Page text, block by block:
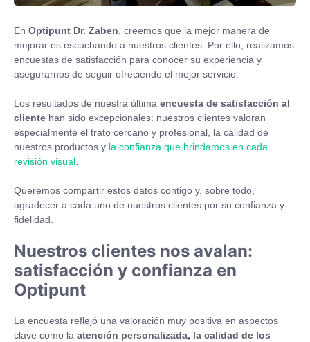
En Optipunt Dr. Zaben, creemos que la mejor manera de
mejorar es escuchando a nuestros clientes. Por ello, realizamos
encuestas de satisfacción para conocer su experiencia y
asegurarnos de seguir ofreciendo el mejor servicio.
Los resultados de nuestra última encuesta de satisfacción al
cliente han sido excepcionales: nuestros clientes valoran
especialmente el trato cercano y profesional, la calidad de
nuestros productos y la confianza que brindamos en cada
revisión visual.
Queremos compartir estos datos contigo y, sobre todo,
agradecer a cada uno de nuestros clientes por su confianza y
fidelidad.
Nuestros clientes nos avalan:
satisfacción y confianza en
Optipunt
La encuesta reflejó una valoración muy positiva en aspectos
clave como la atención personalizada, la calidad de los